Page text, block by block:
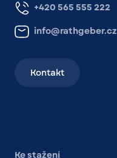
+420 565 555 222
info@rathgeber.cz
Kontakt
Ke stažení